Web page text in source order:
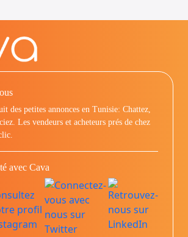
des petites annonces en Tunisie: Chattez,
Les vendeurs et acheteurs prés de chez
avec Cava